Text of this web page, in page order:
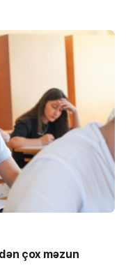
çox məzun